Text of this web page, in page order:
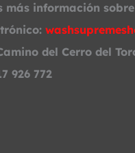
más información
del Cerro del
926 772